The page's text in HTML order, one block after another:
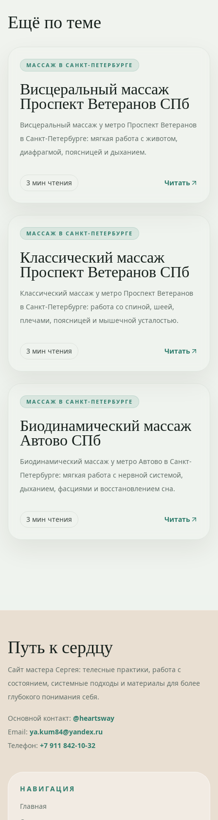
Ещё по теме
МАССАЖ В САНКТ-ПЕТЕРБУРГЕ
Висцеральный массаж
Проспект Ветеранов СПб
Висцеральный массаж у метро Проспект Ветеранов
в Санкт-Петербурге: мягкая работа с животом,
диафрагмой, поясницей и дыханием.
3 мин чтения Читать
МАССАЖ В САНКТ-ПЕТЕРБУРГЕ
Классический массаж
Проспект Ветеранов СПб
Классический массаж у метро Проспект Ветеранов
в Санкт-Петербурге: работа со спиной, шеей,
плечами, поясницей и мышечной усталостью.
3 мин чтения Читать
МАССАЖ В САНКТ-ПЕТЕРБУРГЕ
Биодинамический массаж
Автово СПб
Биодинамический массаж у метро Автово в Санкт-
Петербурге: мягкая работа с нервной системой,
дыханием, фасциями и восстановлением сна.
3 мин чтения Читать
Путь к сердцу
Сайт мастера Сергея: телесные практики, работа с
состоянием, системные подходы и материалы для более
глубокого понимания себя.
Основной контакт: @heartsway
Email: ya.kum84@yandex.ru
Телефон: +7 911 842-10-32
НАВИГАЦИЯ
Главная